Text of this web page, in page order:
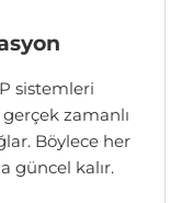
sistemleri
zamanlı
Böylece her
güncel kalır.